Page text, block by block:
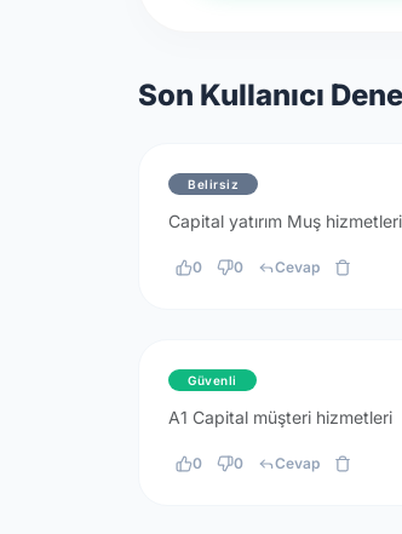
Son Kullanıcı
Belirsiz
Capital yatırım Muş hizmetleri
0 0 Cevap
Güvenli
A1 Capital müşteri hizmetleri
0 0 Cevap